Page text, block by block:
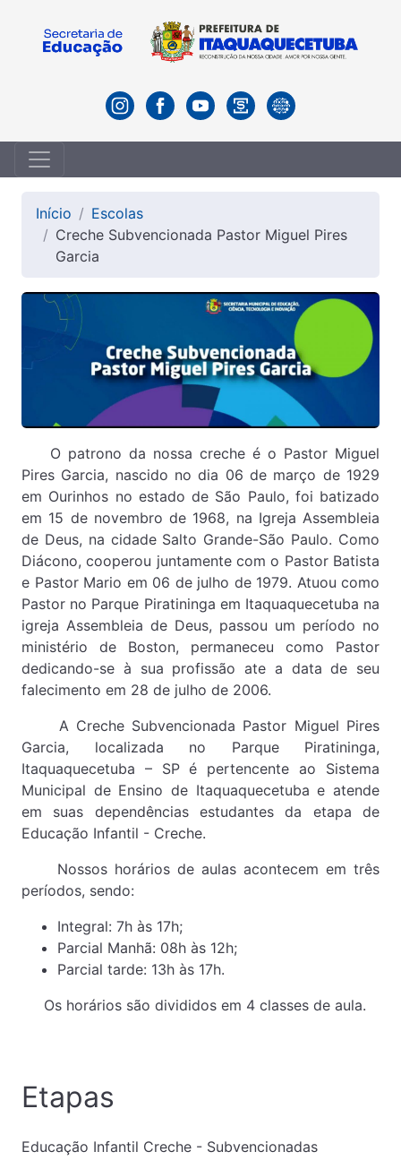
Início
Escolas
Creche Subvencionada Pastor Miguel Pires
Garcia
O patrono da nossa creche é o Pastor Miguel
Pires Garcia, nascido no dia 06 de março de 1929
em Ourinhos no estado de São Paulo, foi batizado
em 15 de novembro de 1968, na Igreja Assembleia
de Deus, na cidade Salto Grande-São Paulo. Como
Diácono, cooperou juntamente com o Pastor Batista
e Pastor Mario em 06 de julho de 1979. Atuou como
Pastor no Parque Piratininga em Itaquaquecetuba na
igreja Assembleia de Deus, passou um período no
ministério de Boston, permaneceu como Pastor
dedicando-se à sua profissão ate a data de seu
falecimento em 28 de julho de 2006.
A Creche Subvencionada Pastor Miguel Pires
Garcia, localizada no Parque Piratininga,
Itaquaquecetuba – SP é pertencente ao Sistema
Municipal de Ensino de Itaquaquecetuba e atende
em suas dependências estudantes da etapa de
Educação Infantil - Creche.
Nossos horários de aulas acontecem em três
períodos, sendo:
Integral: 7h às 17h;
Parcial Manhã: 08h às 12h;
Parcial tarde: 13h às 17h.
Os horários são divididos em 4 classes de aula.
Etapas
Educação Infantil Creche - Subvencionadas